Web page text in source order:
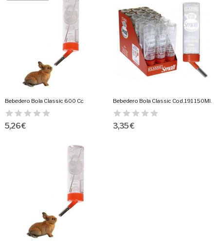
Bebedero Bola Classic 600 Cc
5,26 €
Bebedero Bola Classic Cod.191 150Ml.
3,35 €